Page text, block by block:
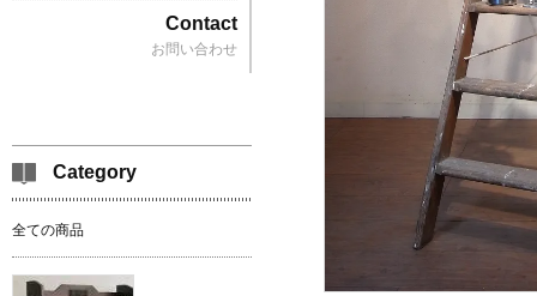
Contact
お問い合わせ
Category
全ての商品